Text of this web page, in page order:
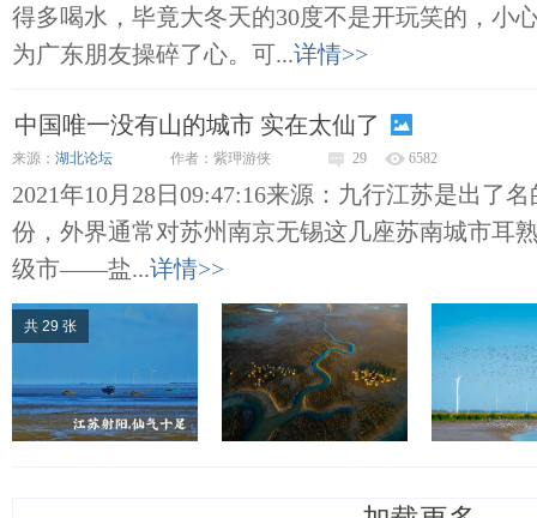
得多喝水，毕竟大冬天的30度不是开玩笑的，小
为广东朋友操碎了心。可...详情>>
中国唯一没有山的城市 实在太仙了
来源： 湖北论坛 作者：紫玾游侠 29 6582
2021年10月28日09:47:16来源：九行江苏是出了
份，外界通常对苏州南京无锡这几座苏南城市耳
级市——盐...详情>>
共 29 张